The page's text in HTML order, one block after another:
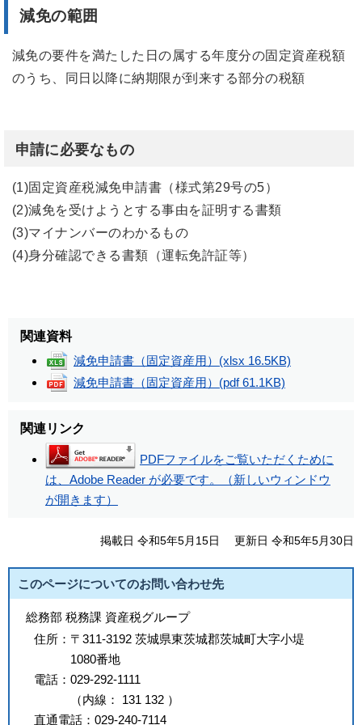
減免の範囲
減免の要件を満たした日の属する年度分の固定資産税額
のうち、同日以降に納期限が到来する部分の税額
申請に必要なもの
(1)固定資産税減免申請書（様式第29号の5）
(2)減免を受けようとする事由を証明する書類
(3)マイナンバーのわかるもの
(4)身分確認できる書類（運転免許証等）
関連資料
減免申請書（固定資産用） (xlsx 16.5KB)
減免申請書（固定資産用） (pdf 61.1KB)
関連リンク
PDFファイルをご覧いただくために
は、Adobe Reader が必要です。（新しいウィンドウ
が開きます）
掲載日 令和5年5月15日 更新日 令和5年5月30日
このページについてのお問い合わせ先
総務部 税務課 資産税グループ
住所： 〒311-3192 茨城県東茨城郡茨城町大字小堤
1080番地
電話： 029-292-1111
（内線 ： 131 132 ）
直通電話： 029-240-7114